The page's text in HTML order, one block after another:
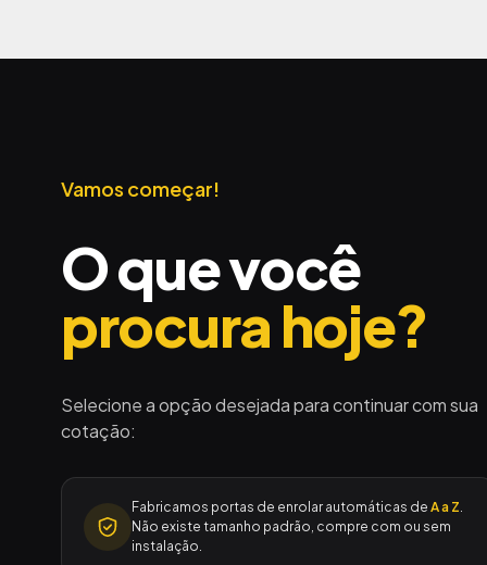
Vamos começar!
O que você
procura hoje?
Selecione a opção desejada para continuar com sua
cotação:
Fabricamos portas de enrolar automáticas de A a Z
Não existe tamanho padrão, compre com ou sem
instalação.